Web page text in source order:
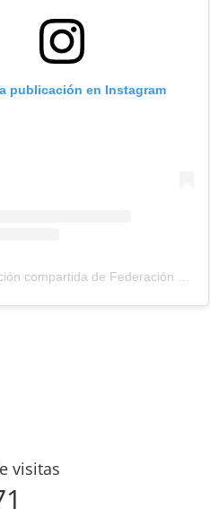
publicación en Instagram
visitas